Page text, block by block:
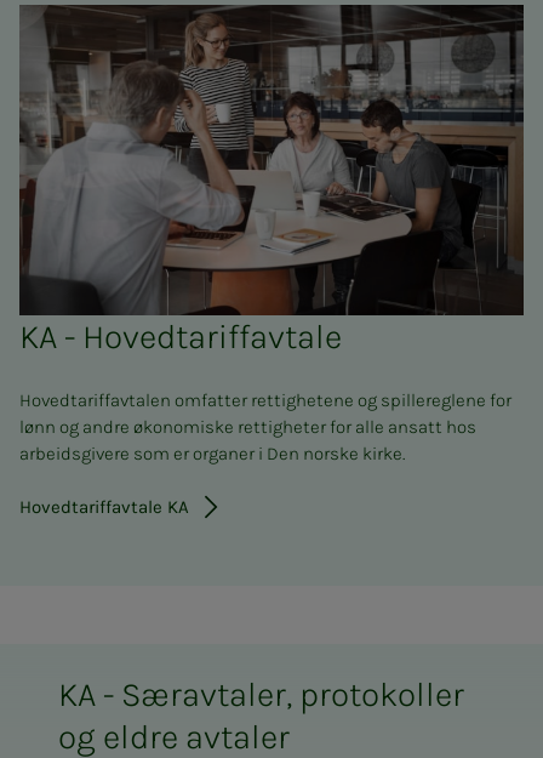
KA - Hovedtariffavtale
Hovedtariffavtalen omfatter rettighetene og spillereglene for
lønn og andre økonomiske rettigheter for alle ansatt hos
arbeidsgivere som er organer i Den norske kirke.
Hovedtariffavtale KA
KA - Særavtaler, protokoller
og eldre avtaler